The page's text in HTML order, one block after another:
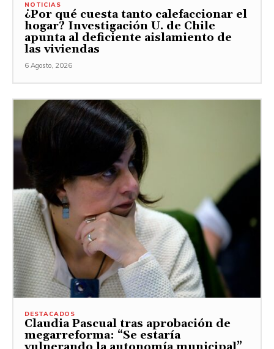
NOTICIAS
¿Por qué cuesta tanto calefaccionar el
hogar? Investigación U. de Chile
apunta al deficiente aislamiento de
las viviendas
6 Agosto, 2026
DESTACADOS
Claudia Pascual tras aprobación de
megarreforma: “Se estaría